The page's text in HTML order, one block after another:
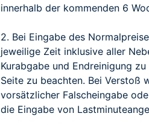
innerhalb der kommenden 6
2. Bei Eingabe des
jeweilige Zeit inklusive aller
Kurabgabe und Endreinigung
Seite zu beachten. Bei Verstoß
vorsätzlicher Falscheingabe
die Eingabe von